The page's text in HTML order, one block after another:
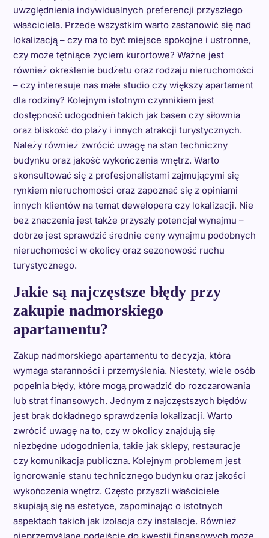
uwzględnienia indywidualnych preferencji przyszłego
właściciela. Przede wszystkim warto zastanowić się nad
lokalizacją – czy ma to być miejsce spokojne i ustronne,
czy może tętniące życiem kurortowe? Ważne jest
również określenie budżetu oraz rodzaju nieruchomości
– czy interesuje nas małe studio czy większy apartament
dla rodziny? Kolejnym istotnym czynnikiem jest
dostępność udogodnień takich jak basen czy siłownia
oraz bliskość do plaży i innych atrakcji turystycznych.
Należy również zwrócić uwagę na stan techniczny
budynku oraz jakość wykończenia wnętrz. Warto
skonsultować się z profesjonalistami zajmującymi się
rynkiem nieruchomości oraz zapoznać się z opiniami
innych klientów na temat dewelopera czy lokalizacji. Nie
bez znaczenia jest także przyszły potencjał wynajmu –
dobrze jest sprawdzić średnie ceny wynajmu podobnych
nieruchomości w okolicy oraz sezonowość ruchu
turystycznego.
Jakie są najczęstsze błędy przy
zakupie nadmorskiego
apartamentu?
Zakup nadmorskiego apartamentu to decyzja, która
wymaga staranności i przemyślenia. Niestety, wiele osób
popełnia błędy, które mogą prowadzić do rozczarowania
lub strat finansowych. Jednym z najczęstszych błędów
jest brak dokładnego sprawdzenia lokalizacji. Warto
zwrócić uwagę na to, czy w okolicy znajdują się
niezbędne udogodnienia, takie jak sklepy, restauracje
czy komunikacja publiczna. Kolejnym problemem jest
ignorowanie stanu technicznego budynku oraz jakości
wykończenia wnętrz. Często przyszli właściciele
skupiają się na estetyce, zapominając o istotnych
aspektach takich jak izolacja czy instalacje. Również